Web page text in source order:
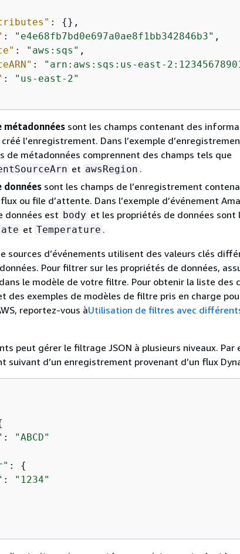
: {},
: "e4e68fb7bd0e697a0ae8f1bb342846b3" ,
: "aws:sqs" ,
: "arn:aws:sqs:us-east-
:
"us-east-2"
sont les champs contenant des
l’enregistrement. Dans l’exemple
de métadonnées comprennent des champs tels que
et awsRegion .
sont les champs de l’enregistrement
ou file d’attente. Dans l’exemple d’événement
données est body et les propriétés de données sont
et Temperature .
sources d’événements utilisent des valeurs clés
Pour filtrer sur les propriétés de données,
le modèle de votre filtre. Pour obtenir la liste des
des exemples de modèles de filtre pris en charge
reportez-vous àUtilisation de filtres avec
peut gérer le filtrage JSON à plusieurs niveaux. Par
suivant d’un enregistrement provenant d’un flux
:
"ABCD"
: {
:
"1234"